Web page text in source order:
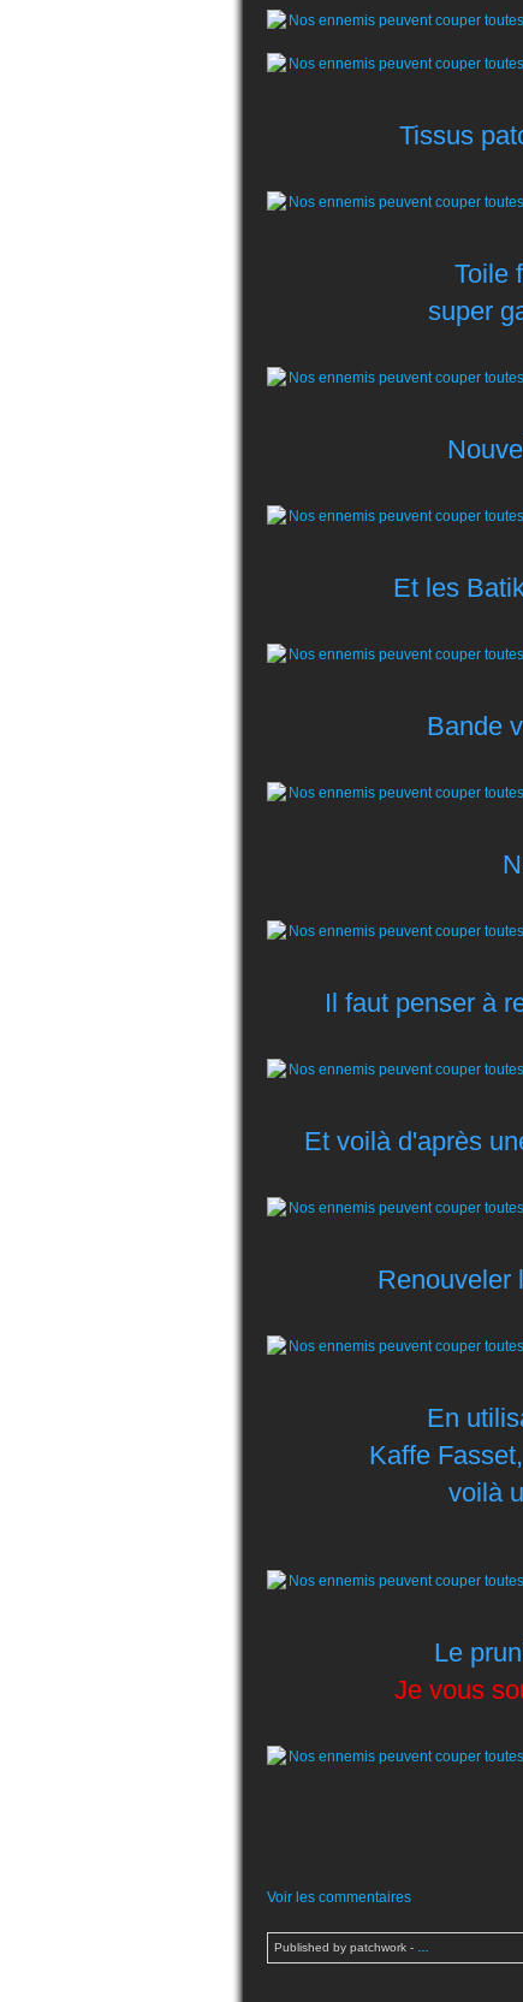
Tissus
Toile
super
Et les
Bande
Il faut penser à
Et voilà d'après
Renouveler
En
Kaffe
voilà
Le
Je vous
Voir les commentaires
Published by patchwork -